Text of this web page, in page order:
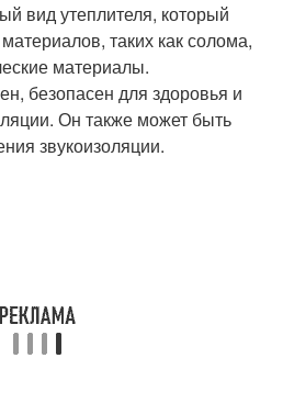
вид утеплителя, который
таких как солома,
материалы.
безопасен для здоровья и
Он также может быть
звукоизоляции.